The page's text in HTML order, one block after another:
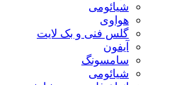
شیائومی
هواوی
گلس فنی و بک لایت
آیفون
سامسونگ
شیائومی